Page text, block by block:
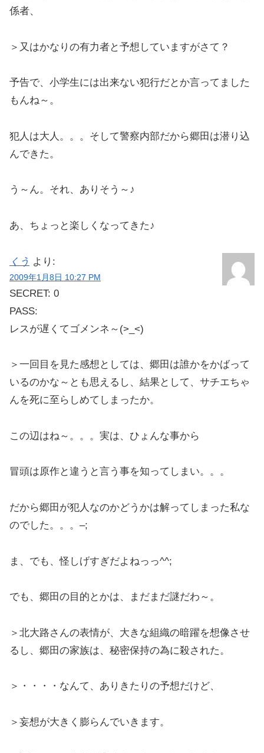
係者、
＞又はかなりの有力者と予想していますがさて？
予告で、小学生には出来ない犯行だとか言ってました
もんね～。
犯人は大人。。。そして警察内部だから郷田は潜り込
んできた。
う～ん。それ、ありそう～♪
あ、ちょっと楽しくなってきた♪
くう より:
2009年1月8日 10:27 PM
SECRET: 0
PASS:
レスが遅くてゴメンネ～(>_<)
＞一回目を見た感想としては、郷田は誰かをかばって
いるのかな～とも思えるし、結果として、サチエちゃ
んを死に至らしめてしまったか。
この辺はね～。。。実は、ひょんな事から
冒頭は原作と違うと言う事を知ってしまい。。。
だから郷田が犯人なのかどうかは解ってしまった私な
のでした。。。–;
ま、でも、怪しげすぎだよねっっ^^;
でも、郷田の目的とかは、まだまだ謎だわ～。
＞北大路さんの表情が、大きな組織の暗躍を想像させ
るし、郷田の家族は、秘密保持の為に殺された。
＞・・・・なんて、ありきたりの予想だけど、
＞妄想が大きく膨らんでいきます。